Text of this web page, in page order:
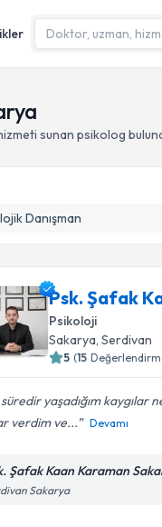
sunan psikolog
Danışman
Psk. Şafak
Psikoloji
Sakarya, Serdivan
5 (15
yaşadığım kaygılar
verdim ve...
Devamı
Şafak Kaan Karaman
Sakarya